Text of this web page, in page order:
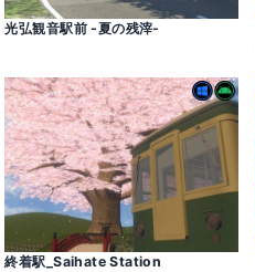
光弘観音駅前 -夏の残滓-
終着駅_Saihate Station